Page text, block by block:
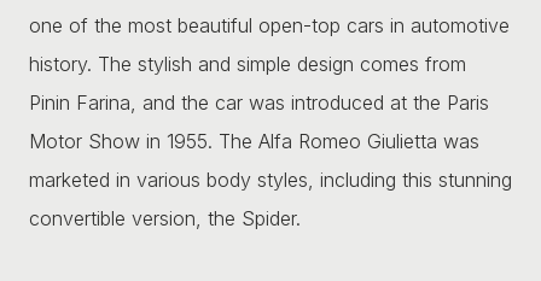
one of the most beautiful open-top cars in automotive
history. The stylish and simple design comes from
Pinin Farina, and the car was introduced at the Paris
Motor Show in 1955. The Alfa Romeo Giulietta was
marketed in various body styles, including this stunning
convertible version, the Spider.